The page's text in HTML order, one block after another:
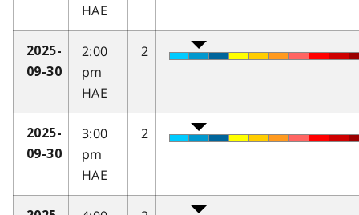
HAE
2025-
09-30
2:00
pm
HAE
2
2025-
09-30
3:00
pm
HAE
2